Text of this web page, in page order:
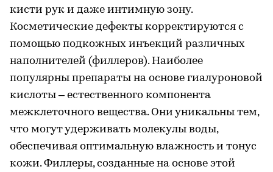
кисти рук и даже интимную зону.
Косметические дефекты корректируются с
помощью подкожных инъекций различных
наполнителей (филлеров). Наиболее
популярны препараты на основе гиалуроновой
кислоты – естественного компонента
межклеточного вещества. Они уникальны тем,
что могут удерживать молекулы воды,
обеспечивая оптимальную влажность и тонус
кожи. Филлеры, созданные на основе этой